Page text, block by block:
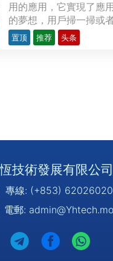
用的應用，它實現了應
的夢想，用戶掃一掃或
打開應用。也體現了“用
念，用戶不用關心是否
置顶 推荐 头条
技術發展有限公司
專線: (+853) 62026020
電郵: admin@Yhtech.mo